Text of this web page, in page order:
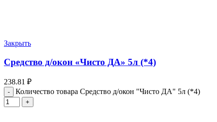
Закрыть
Средство д/окон «Чисто ДА» 5л (*4)
238.81 ₽
Количество товара Средство д/окон "Чисто ДА" 5л (*4)